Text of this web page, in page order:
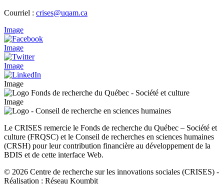
Courriel : crises@uqam.ca
Image
Image
Image
Image
Image
Le CRISES remercie le Fonds de recherche du Québec – Société et
culture (FRQSC) et le Conseil de recherches en sciences humaines
(CRSH) pour leur contribution financière au développement de la
BDIS et de cette interface Web.
© 2026 Centre de recherche sur les innovations sociales (CRISES) -
Réalisation : Réseau Koumbit